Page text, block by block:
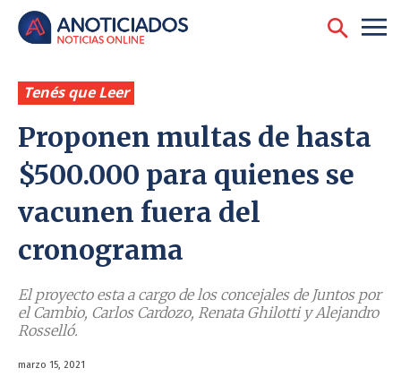
Tenés que Leer
Proponen multas de hasta
$500.000 para quienes se
vacunen fuera del
cronograma
El proyecto esta a cargo de los concejales de Juntos por
el Cambio, Carlos Cardozo, Renata Ghilotti y Alejandro
Rosselló.
marzo 15, 2021